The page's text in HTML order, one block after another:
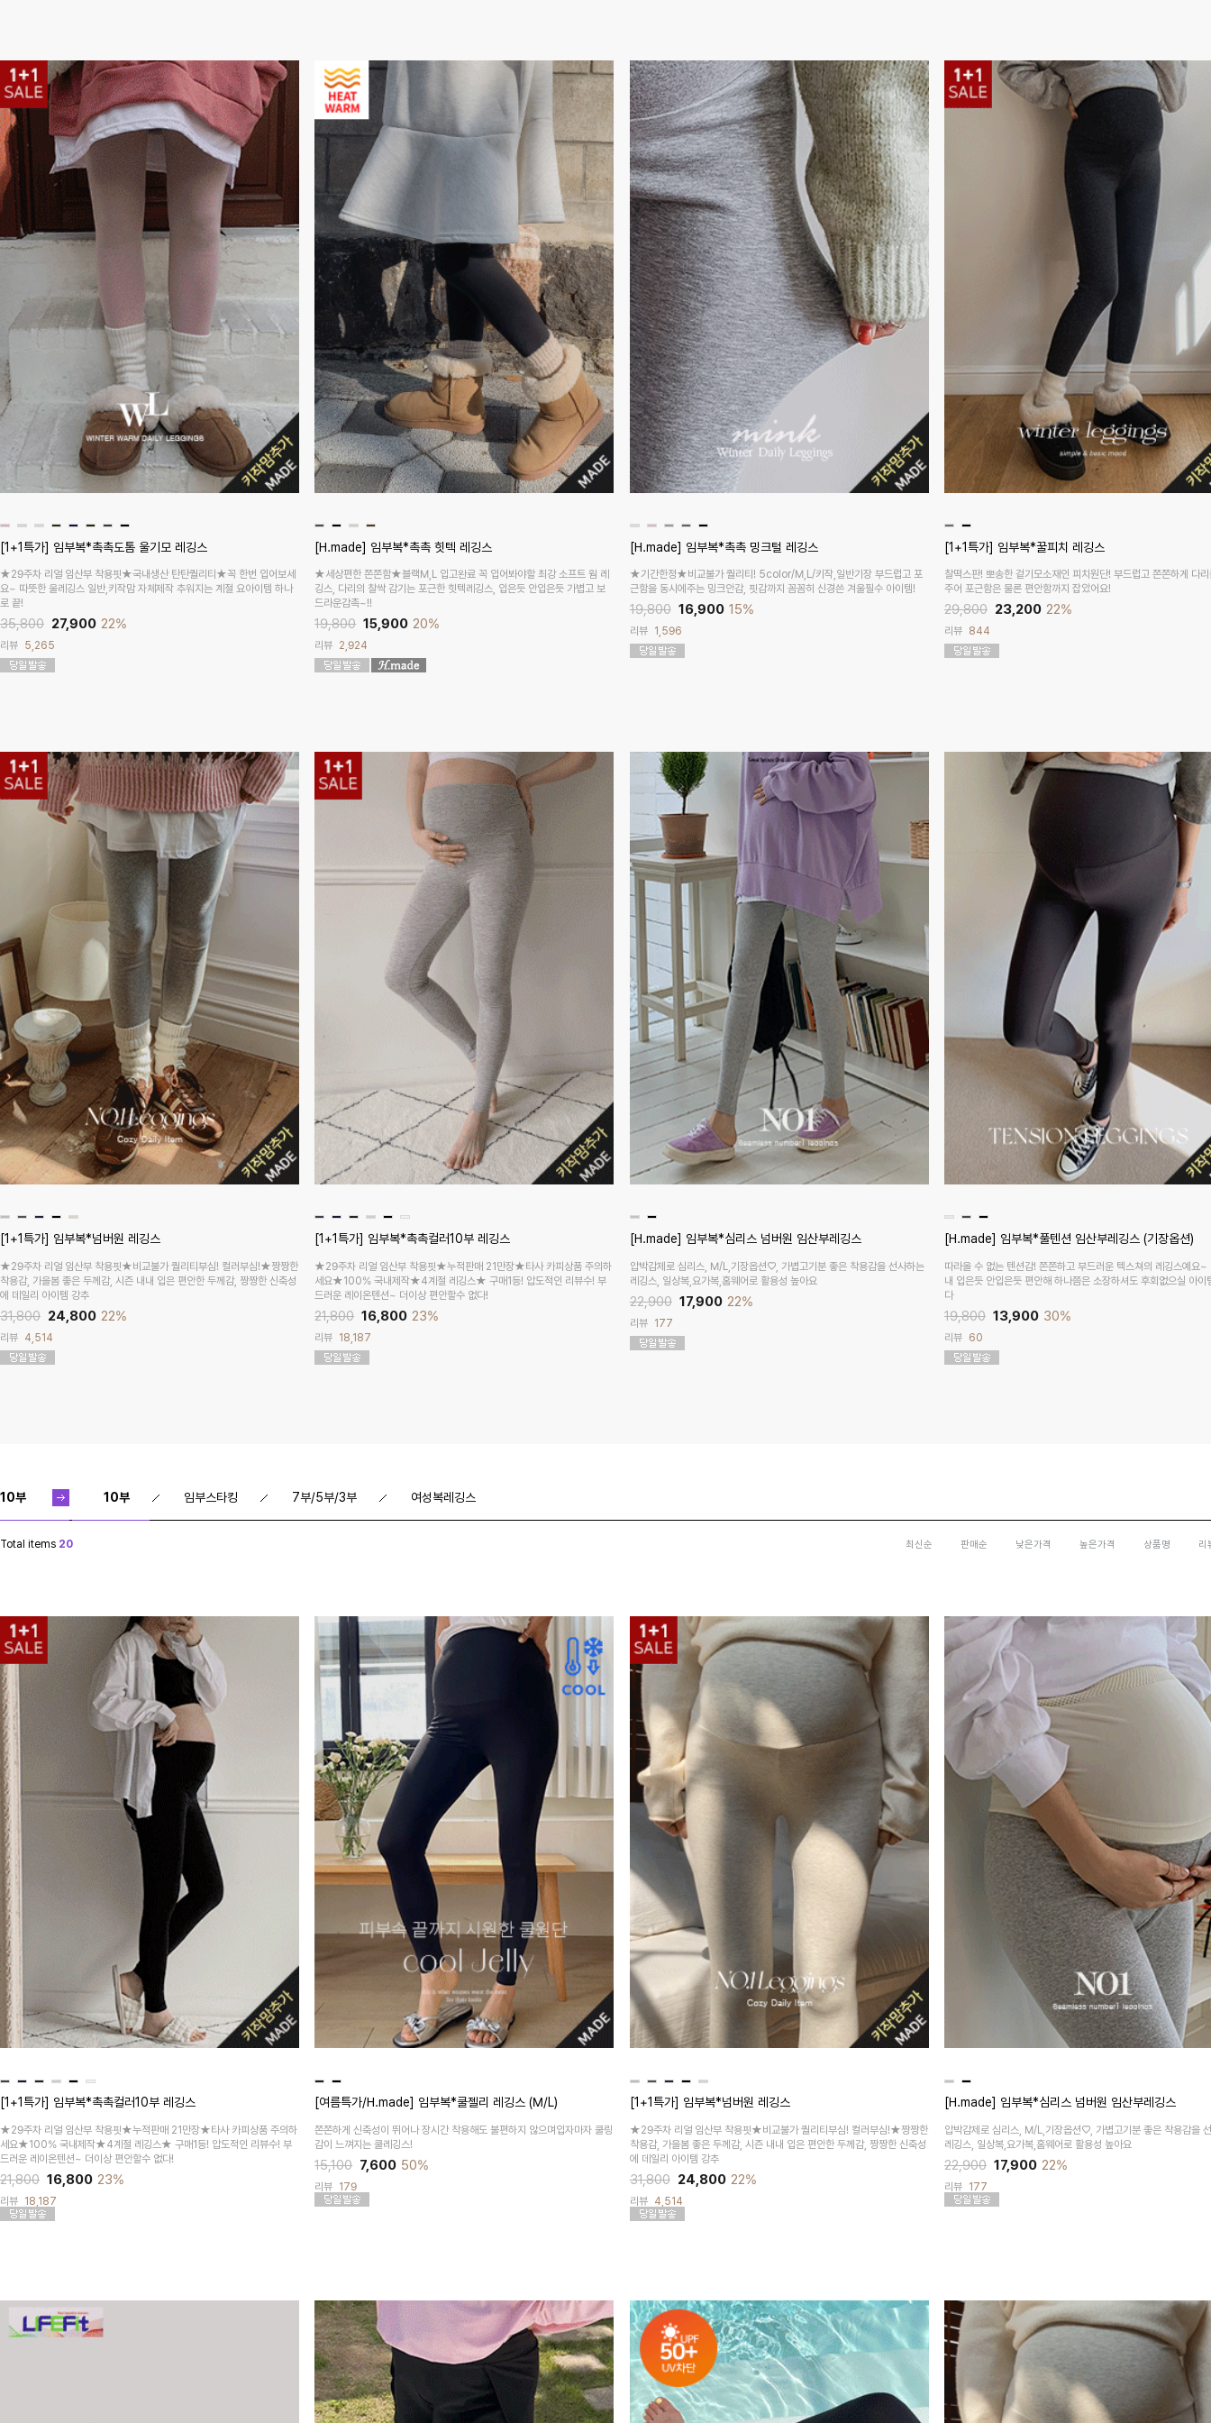
[1+1특가] 임부복*촉촉도톰 울기모 레깅스
★29주차 리얼 임산부 착용핏★국내생산 탄탄퀄리티★꼭 한번 입어보세
요~ 따뜻한 울레깅스 일반,키작맘 자체제작 추워지는 계절 요아이템 하나
로 끝!
35,800 27,900 22%
리뷰 5,265
[H.made] 임부복*촉촉 힛텍 레깅스
★세상편한 쫀쫀함★블랙M,L 입고완료 꼭 입어봐야할 최강 소프트 웜 레
깅스, 다리의 찰싹 감기는 포근한 힛텍레깅스, 입은듯 안입은듯 가볍고 보
드라운감촉~!!
19,800 15,900 20%
리뷰 2,924
[H.made] 임부복*촉촉 밍크털 레깅스
★기간한정★비교불가 퀄리티! 5color/M,L/키작,일반기장 부드럽고 포
근함을 동시에주는 밍크안감, 핏감까지 꼼꼼히 신경쓴 겨울필수 아이템!
19,800 16,900 15%
리뷰 1,596
[1+1특가] 임부복*꿀피치 레깅스
찰떡스판! 뽀송한 겉기모소재인 피치원단! 부드럽고 쫀쫀하게 다
주어 포근함은 물론 편안함까지 잡았어요!
29,800 23,200 22%
리뷰 844
[1+1특가] 임부복*넘버원 레깅스
★29주차 리얼 임산부 착용핏★비교불가 퀄리티부심! 컬러부심!★짱짱한
착용감, 가을봄 좋은 두께감, 시즌 내내 입은 편안한 두께감, 짱짱한 신축성
에 데일리 아이템 강추
31,800 24,800 22%
리뷰 4,514
[1+1특가] 임부복*촉촉컬러10부 레깅스
★29주차 리얼 임산부 착용핏★누적판매 21만장★타사 카피상품 주의하
세요★100% 국내제작★4계절 레깅스★ 구매1등! 압도적인 리뷰수! 부
드러운 레이온텐션~ 더이상 편안할수 없다!
21,800 16,800 23%
리뷰 18,187
[H.made] 임부복*심리스 넘버원 임산부레깅스
압박감제로 심리스, M/L,기장옵션♡, 가볍고기분 좋은 착용감을 선사하는
레깅스, 일상복,요가복,홈웨어로 활용성 높아요
22,900 17,900 22%
리뷰 177
[H.made] 임부복*풀텐션 임산부레깅스 (기장옵션)
따라올 수 없는 텐션감! 쫀쫀하고 부드러운 텍스쳐의 레깅스예요~
내 입은듯 안입은듯 편안해 하나쯤은 소장하셔도 후회없으실 아이
다
19,800 13,900 30%
리뷰 60
10부 10부 임부스타킹 7부/5부/3부 여성복레깅스
Total items 20 최신순 판매순 낮은가격 높은가격 상품명 리
[1+1특가] 임부복*촉촉컬러10부 레깅스
★29주차 리얼 임산부 착용핏★누적판매 21만장★타사 카피상품 주의하
세요★100% 국내제작★4계절 레깅스★ 구매1등! 압도적인 리뷰수! 부
드러운 레이온텐션~ 더이상 편안할수 없다!
21,800 16,800 23%
리뷰 18,187
[여름특가/H.made] 임부복*쿨젤리 레깅스 (M/L)
쫀쫀하게 신축성이 뛰어나 장시간 착용해도 불편하지 않으며입자마자 쿨링
감이 느껴지는 쿨레깅스!
15,100 7,600 50%
리뷰 179
[1+1특가] 임부복*넘버원 레깅스
★29주차 리얼 임산부 착용핏★비교불가 퀄리티부심! 컬러부심!★짱짱한
착용감, 가을봄 좋은 두께감, 시즌 내내 입은 편안한 두께감, 짱짱한 신축성
에 데일리 아이템 강추
31,800 24,800 22%
리뷰 4,514
[H.made] 임부복*심리스 넘버원 임산부레깅스
압박감제로 심리스, M/L,기장옵션♡, 가볍고기분 좋은 착용감을
레깅스, 일상복,요가복,홈웨어로 활용성 높아요
22,900 17,900 22%
리뷰 177